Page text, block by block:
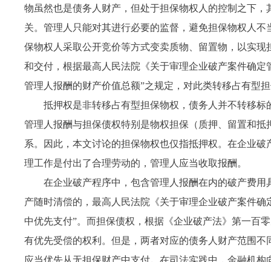
物虽然也是债务人财产，但处于担保物权人的控制之下
关。管理人只能对其进行必要的监督，避免担保物权人
保物权人采取公开竞价等方式变卖质物、留置物，以实
和交付，根据最高人民法院《关于审理企业破产案件确
管理人报酬的财产价值总额”之规定，对此类转移占有型
抵押权是非转移占有型担保物权，债务人并不转移
管理人报酬与担保债权特别是物权担保（质押、留置和
系。因此，本文讨论的担保物权也仅指抵押权。在企业
理工作是付出了合理劳动的，管理人应当收取报酬。
在企业破产程序中，包含管理人报酬在内的破产费
产随时清偿的，最高人民法院《关于审理企业破产案件
中优先支付”。而担保债权，根据《企业破产法》第一百
有优先受偿的权利。但是，两者对应的债务人财产范围
应当优先从无担保财产中支付。在司法实践中，金融机